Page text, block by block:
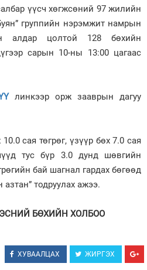
үүсч хөгжсөний 97 жилийн
группийн нэрэмжит намрын
алдар цолтой 128 бөхийн
сарын 10-ны 13:00 цагаас
линкээр орж зааврын дагуу
сая төгрөг, үзүүр бөх 7.0 сая
тус бүр 3.0 дунд шөвгийн
бай шагнал гардах бөгөөд
тодруулах ажээ.
БӨХИЙН ХОЛБОО
ХУВААЛЦАХ ЖИРГЭХ